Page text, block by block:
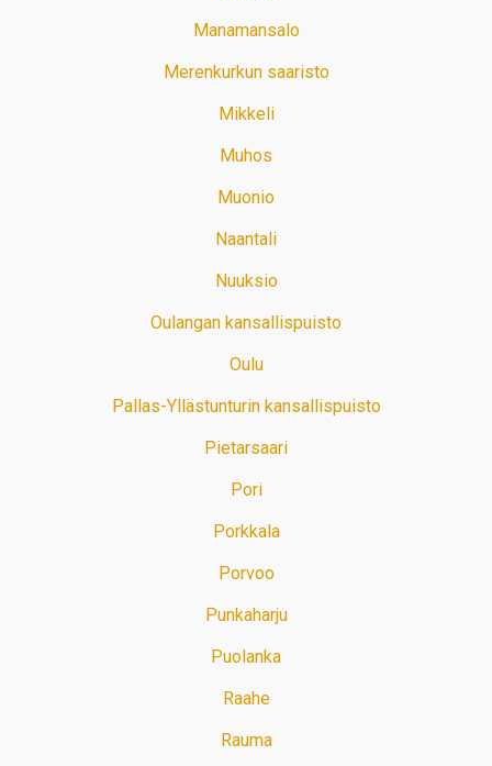
Manamansalo
Merenkurkun saaristo
Mikkeli
Muhos
Muonio
Naantali
Nuuksio
Oulangan kansallispuisto
Oulu
Pallas-Yllästunturin kansallispuisto
Pietarsaari
Pori
Porkkala
Porvoo
Punkaharju
Puolanka
Raahe
Rauma